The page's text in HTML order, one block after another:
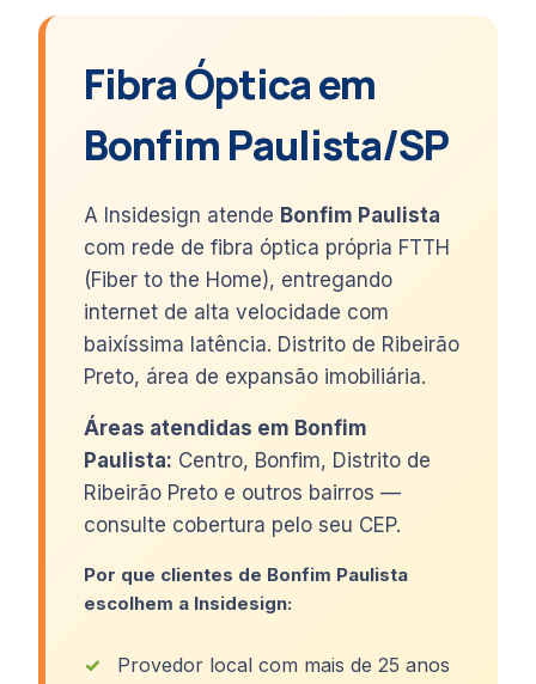
Fibra Óptica em
Bonfim Paulista/SP
A Insidesign atende Bonfim Paulista
com rede de fibra óptica própria FTTH
(Fiber to the Home), entregando
internet de alta velocidade com
baixíssima latência. Distrito de Ribeirão
Preto, área de expansão imobiliária.
Áreas atendidas em Bonfim
Paulista: Centro, Bonfim, Distrito de
Ribeirão Preto e outros bairros —
consulte cobertura pelo seu CEP.
Por que clientes de Bonfim Paulista
escolhem a Insidesign:
Provedor local com mais de 25 anos